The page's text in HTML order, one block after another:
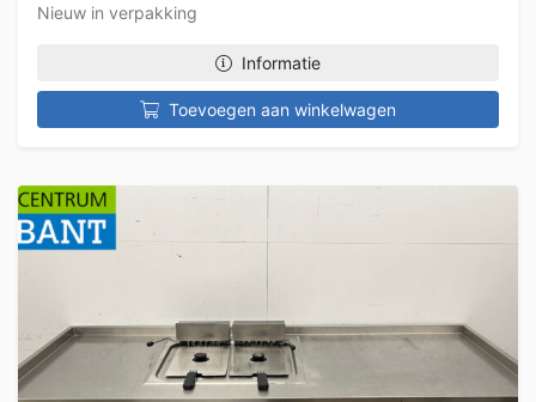
Nieuw in verpakking
Informatie
Toevoegen aan winkelwagen